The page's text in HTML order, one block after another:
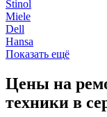
Stinol
Miele
Dell
Hansa
Показать ещё
Цены на
техники в